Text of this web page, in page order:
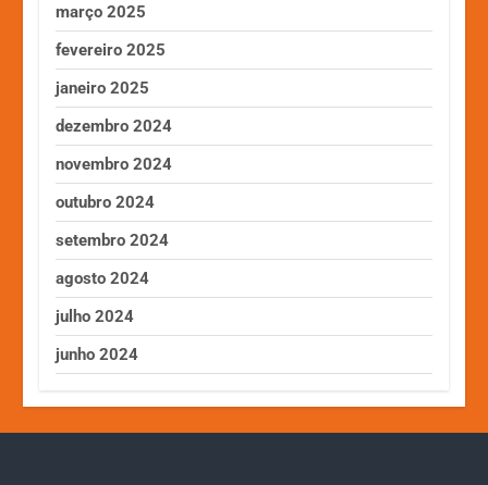
março 2025
fevereiro 2025
janeiro 2025
dezembro 2024
novembro 2024
outubro 2024
setembro 2024
agosto 2024
julho 2024
junho 2024